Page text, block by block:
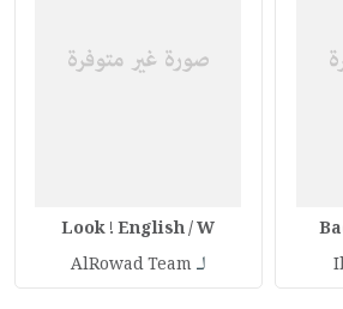
Look ! English / W
لـAlRowad Team